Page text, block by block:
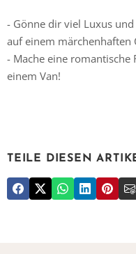
- Gönne dir viel Luxus
auf einem märchenhaften
- Mache eine romantische
einem Van!
TEILE DIESEN